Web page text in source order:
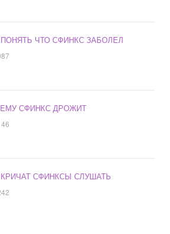
ПОНЯТЬ ЧТО СФИНКС ЗАБОЛЕЛ
СФИНКС ДРОЖИТ
КРИЧАТ СФИНКСЫ СЛУШАТЬ